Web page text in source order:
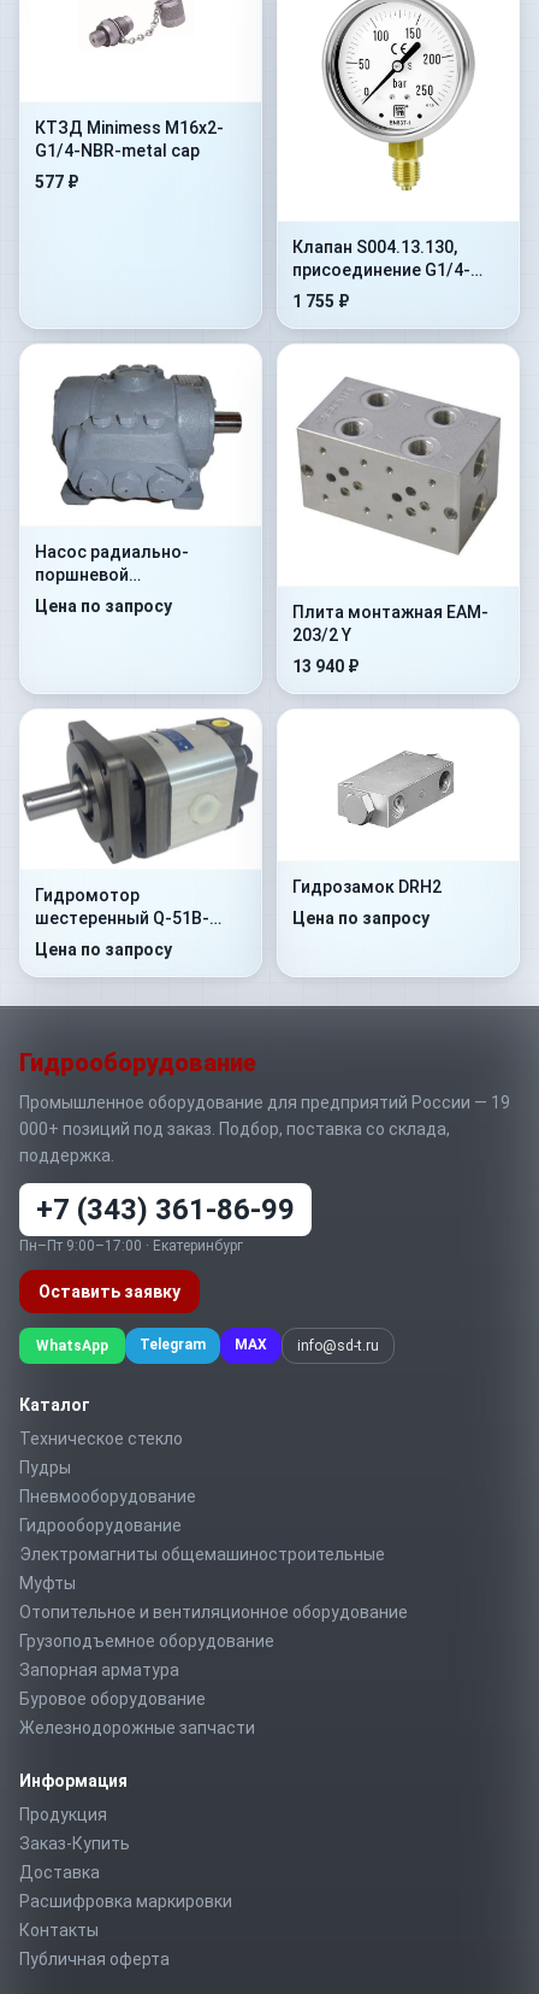
КТЗД Minimess M16x2-
G1/4-NBR-metal cap
577 ₽
Клапан S004.13.130,
присоединение G1/4-
G1/4, наружная
1 755 ₽
Насос радиально-
поршневой
нерегулируемый Н400У
Цена по запросу
Плита монтажная EAM-
203/2 Y
13 940 ₽
Гидромотор
шестеренный Q-51B-
B1D4-SS08S08-V.033
Цена по запросу
Гидрозамок DRH2
Цена по запросу
Гидрооборудование
Промышленное оборудование для предприятий России — 19
000+ позиций под заказ. Подбор, поставка со склада,
поддержка.
+7 (343) 361-86-99
Пн–Пт 9:00–17:00 · Екатеринбург
Оставить заявку
WhatsApp Telegram MAX info@sd-t.ru
Каталог
Техническое стекло
Пудры
Пневмооборудование
Гидрооборудование
Электромагниты общемашиностроительные
Муфты
Отопительное и вентиляционное оборудование
Грузоподъемное оборудование
Запорная арматура
Буровое оборудование
Железнодорожные запчасти
Информация
Продукция
Заказ-Купить
Доставка
Расшифровка маркировки
Контакты
Публичная оферта